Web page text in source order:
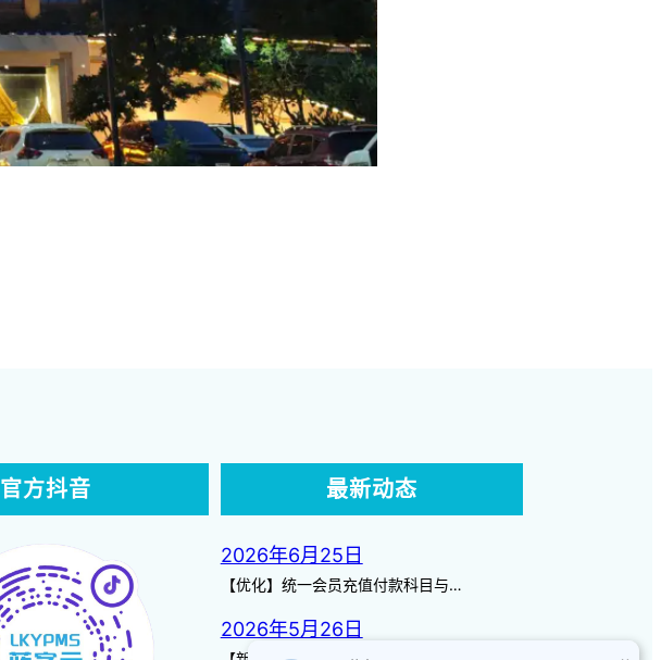
官方抖音 最新动态
2026年6月25日
【优化】统一会员充值付款科目与…
2026年5月26日